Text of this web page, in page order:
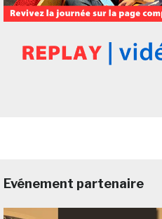
Evénement partenaire